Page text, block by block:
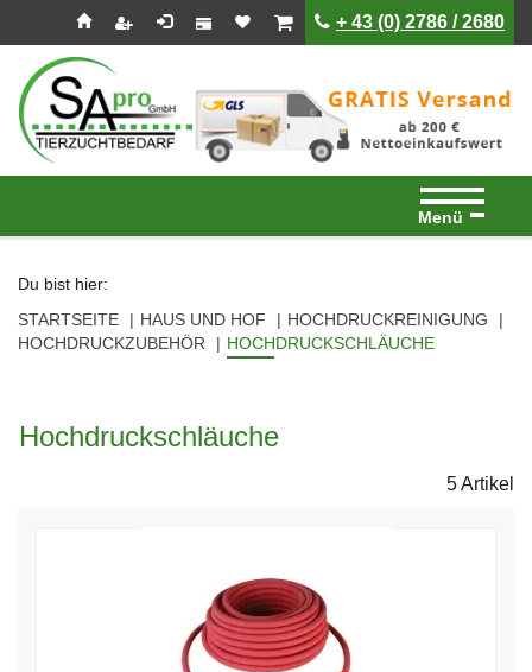
Seitenebreiche:
ist leerist leer+ 43 (0) 2786 / 2680
Menü
Du bist hier:
STARTSEITE
HAUS UND HOF
HOCHDRUCKREINIGUNG
HOCHDRUCKZUBEHÖR
HOCHDRUCKSCHLÄUCHE
Hochdruckschläuche
5 Artikel